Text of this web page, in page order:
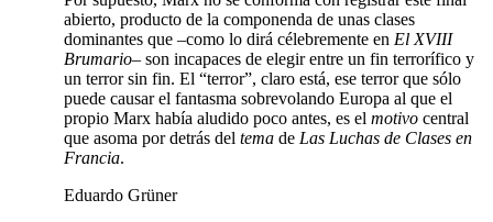
abierto, producto de la componenda de unas clases
dominantes que –como lo dirá célebremente en El XVIII
Brumario– son incapaces de elegir entre un fin terrorífico y
un terror sin fin. El “terror”, claro está, ese terror que sólo
puede causar el fantasma sobrevolando Europa al que el
propio Marx había aludido poco antes, es el motivo central
que asoma por detrás del tema de Las Luchas de Clases en
Francia.
Eduardo Grüner